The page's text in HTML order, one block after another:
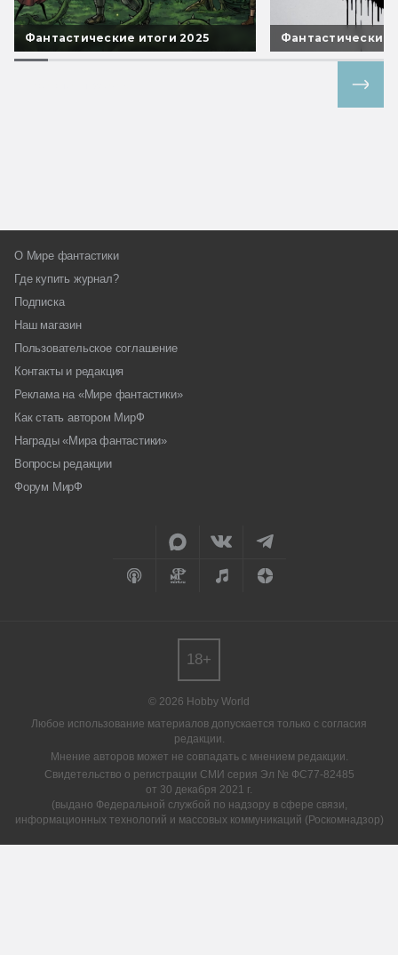
Фантастические итоги 2025 Фантастические
О Мире фантастики
Где купить журнал?
Подписка
Наш магазин
Пользовательское соглашение
Контакты и редакция
Реклама на «Мире фантастики»
Как стать автором МирФ
Награды «Мира фантастики»
Вопросы редакции
Форум МирФ
© 2026 Hobby World
Любое использование материалов допускается только с согласия
редакции.
Мнение авторов может не совпадать с мнением редакции.
Свидетельство о регистрации СМИ серия Эл № ФС77-82485
от 30 декабря 2021 г.
(выдано Федеральной службой по надзору в сфере связи,
информационных технологий и массовых коммуникаций (Роскомнадзор)
18+